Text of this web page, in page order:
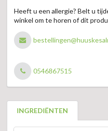
Heeft u een allergie? Belt u
winkel om te horen of dit
0546867515
INGREDIËNTEN